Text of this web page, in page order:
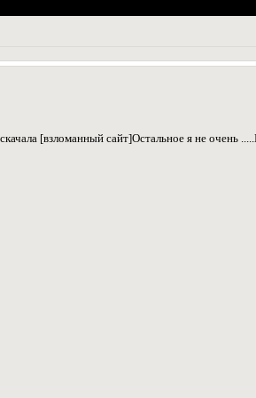
[взломанный сайт]Остальное я не очень